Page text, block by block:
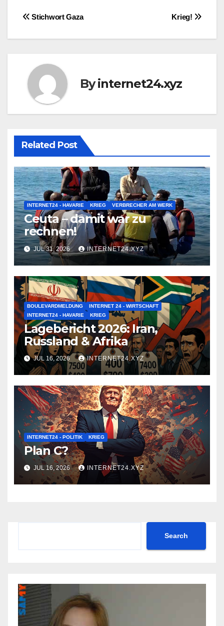
Post
navigation
Krieg!
Stichwort Gaza
Byinternet24.xyz
Related Post
INTERNET24 - HAVARIE KRIEG VERBRECHER AM WERK
Ceuta – damit war zu
rechnen!
JUL 31, 2026 INTERNET24.XYZ
BOULEVARDMELDUNG
INTERNET 24 - WIRTSCHAFT
INTERNET24 - HAVARIE
KRIEG
Lagebericht 2026: Iran,
Russland & Afrika
JUL 16, 2026 INTERNET24.XYZ
INTERNET24 - POLITIK KRIEG
Plan C?
JUL 16, 2026 INTERNET24.XYZ
Search